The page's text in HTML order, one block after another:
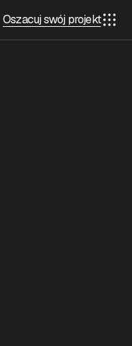
Oszacuj swój projekt